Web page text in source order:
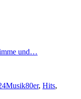
und…
Musik80er, Hits,